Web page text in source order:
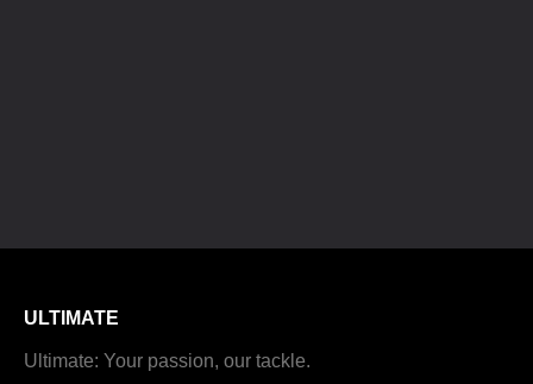
ULTIMATE
Ultimate: Your passion, our tackle.